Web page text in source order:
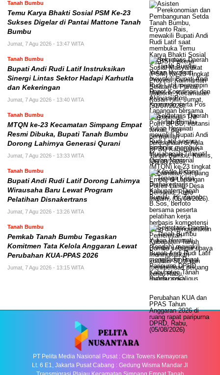
Tanah Bumbu
Temu Karya Bhakti Sosial PSM Ke-23
Sukses Digelar di Pantai Mattone Tanah
Bumbu
Jumat, 7 Agu 2026 - 13:47 WITA
Tanah Bumbu
Bupati Andi Rudi Latif Instruksikan
Sinergi Lintas Sektor Hadapi Karhutla
dan Kekeringan
Jumat, 7 Agu 2026 - 13:40 WITA
Tanah Bumbu
MTQN ke-23 Kecamatan Simpang Empat
Resmi Dibuka, Bupati Tanah Bumbu
Dorong Lahirnya Generasi Qurani
Jumat, 7 Agu 2026 - 13:33 WITA
Tanah Bumbu
Bupati Andi Rudi Latif Dorong Lahirnya
Wirausaha Baru Lewat Program
Pelatihan Disnakertrans
Jumat, 7 Agu 2026 - 13:26 WITA
Tanah Bumbu
Pemkab Tanah Bumbu Tegaskan
Komitmen Tata Kelola Anggaran Lewat
Perubahan KUA-PPAS 2026
Jumat, 7 Agu 2026 - 13:15 WITA
PT Pelita Media Nasional Pusat : Citra Towers Kemayoran
Lt. 6 E1, Jakarta Pusat Cabang : Gedung Wisma Mandar Jl